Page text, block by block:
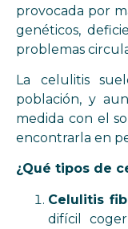
provocada por
genéticos,
problemas
La celulitis
población, y
medida con el
encontrarla en
¿Qué tipos de
Celulitis
difícil